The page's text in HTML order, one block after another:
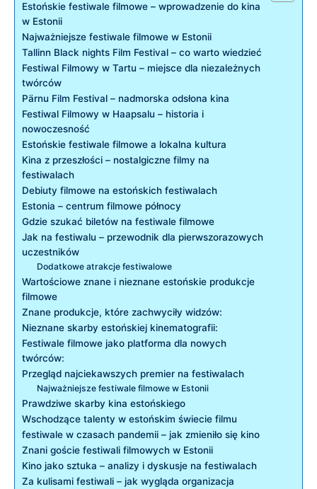
Estońskie festiwale⁢ filmowe ‍– wprowadzenie do kina
w Estonii
Najważniejsze festiwale filmowe w⁤ Estonii
Tallinn Black ‌nights Film Festival – co warto wiedzieć
Festiwal Filmowy w Tartu – ‍miejsce dla niezależnych⁣
twórców
Pärnu Film Festival – nadmorska odsłona kina
Festiwal ​Filmowy w Haapsalu – historia i
nowoczesność
Estońskie festiwale ⁤filmowe a ​lokalna kultura
Kina z przeszłości ⁢– nostalgiczne filmy na
festiwalach
Debiuty filmowe ​na estońskich festiwalach
Estonia – centrum filmowe północy
Gdzie szukać biletów na festiwale filmowe
Jak na festiwalu – przewodnik​ dla pierwszorazowych
‍uczestników
Dodatkowe atrakcje festiwalowe
Wartościowe znane i nieznane estońskie produkcje
filmowe
Znane produkcje, które ‍zachwyciły ⁣widzów:
Nieznane‌ skarby estońskiej kinematografii:
Festiwale filmowe jako‍ platforma dla nowych
twórców:
Przegląd najciekawszych premier na festiwalach
Najważniejsze festiwale⁤ filmowe w Estonii
Prawdziwe skarby kina estońskiego
Wschodzące talenty w estońskim‍ świecie filmu
festiwale w⁤ czasach pandemii – jak zmieniło się kino
Znani goście festiwali filmowych w Estonii
Kino jako sztuka ​– analizy ⁢i dyskusje na ⁣festiwalach
Za⁢ kulisami festiwali – ‍jak wygląda⁢ organizacja